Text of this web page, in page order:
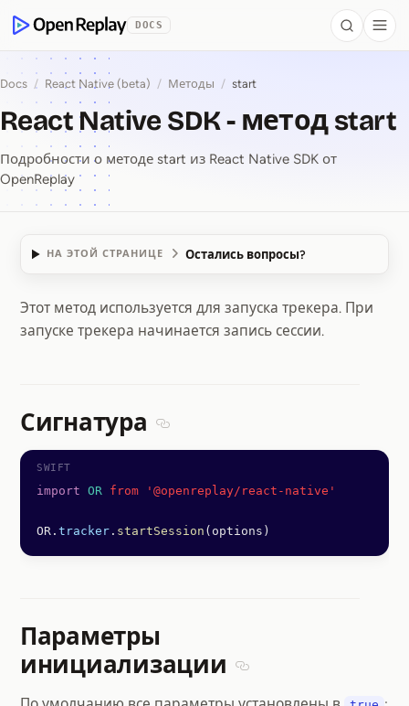
OpenReplay
DOCS Search
Docs / React Native (beta) / Методы / start
React Native SDK - метод start
Подробности о методе start из React Native SDK от
OpenReplay
НА ЭТОЙ СТРАНИЦЕ Остались вопросы?
React Native SDK ⁠-⁠
Этот метод используется для запуска трекера. При
запуске трекера начинается запись сессии.
Сигнатура
import OR from '@openreplay/react-native'
OR. tracker . startSession (options)
Параметры
инициализации